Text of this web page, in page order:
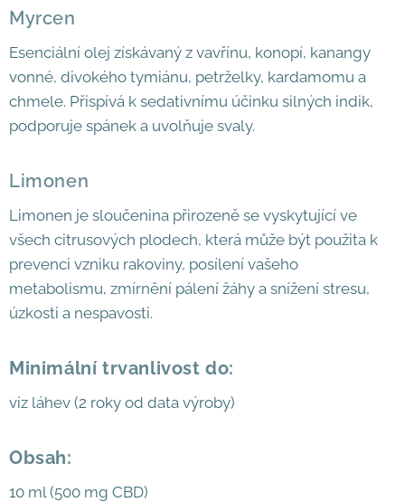
Myrcen
Esenciální olej získávaný z vavřínu, konopí, kanangy
vonné, divokého tymiánu, petrželky, kardamomu a
chmele. Přispívá k sedativnímu účinku silných indik,
podporuje spánek a uvolňuje svaly.
Limonen
Limonen je sloučenina přirozeně se vyskytující ve
všech citrusových plodech, která může být použita k
prevenci vzniku rakoviny, posílení vašeho
metabolismu, zmírnění pálení žáhy a snížení stresu,
úzkosti a nespavosti.
Minimální trvanlivost do:
viz láhev (2 roky od data výroby)
Obsah:
10 ml (500 mg CBD)